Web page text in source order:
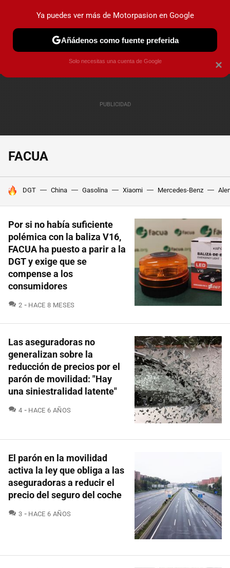
PRUEBAS COCHES ELÉCTRICOS OBSERVATORIO
FACUA
HOY SE HABLA DE
DGT China Gasolina Xiaomi Mercedes-Benz
Por si no había suficiente
polémica con la baliza V16,
FACUA ha puesto a parir a la
DGT y exige que se
compense a los
consumidores
2 COMENTARIOS
HACE 8 MESES
Las aseguradoras no
generalizan sobre la
reducción de precios por el
parón de movilidad: "Hay
una siniestralidad latente"
4 COMENTARIOS
HACE 6 AÑOS
El parón en la movilidad
activa la ley que obliga a las
aseguradoras a reducir el
precio del seguro del coche
3 COMENTARIOS
HACE 6 AÑOS
×
Ya puedes ver más de Motorpasion en Google
Añádenos como fuente preferida
Solo necesitas una cuenta de Google